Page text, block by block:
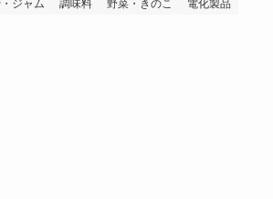
ジャム 調味料 野菜・きのこ
電化製品